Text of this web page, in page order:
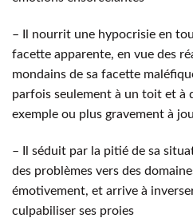
– Il nourrit une hypocrisie en
facette apparente, en vue des
mondains de sa facette
parfois seulement à un toit et à
exemple ou plus gravement à
– Il séduit par la pitié de sa
des problèmes vers des
émotivement, et arrive à
culpabiliser ses proies